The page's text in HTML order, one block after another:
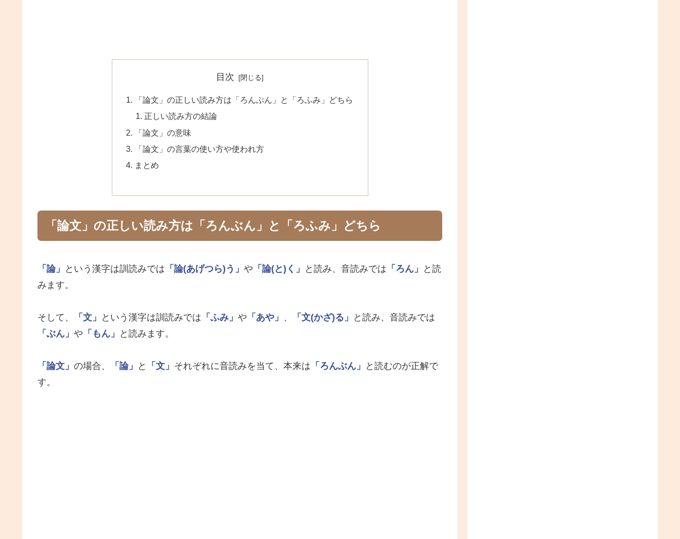
目次
「論文」の正しい読み方は「ろんぶん」と「ろふみ」どちら
正しい読み方の結論
「論文」の意味
「論文」の言葉の使い方や使われ方
まとめ
「論文」の正しい読み方は「ろんぶん」と「ろふみ」どちら
「論」 という漢字は訓読みでは 「論(あげつら)う」 や 「論(と)く」 と読み、音読みでは 「ろん」
と読
みます。
そして、 「文」 という漢字は訓読みでは 「ふみ」 や 「あや」 、 「文(かざ)る」
と読み、音読みでは
「ぶん」 や 「もん」 と読みます。
「論文」 の場合、 「論」 と 「文」 それぞれに音読みを当て、本来は 「ろんぶん」
と読むのが正解で
す。